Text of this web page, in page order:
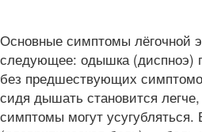
Основные симптомы лёгочной
следующее: одышка (диспноэ)
без предшествующих
сидя дышать становится
симптомы могут усугубляться.